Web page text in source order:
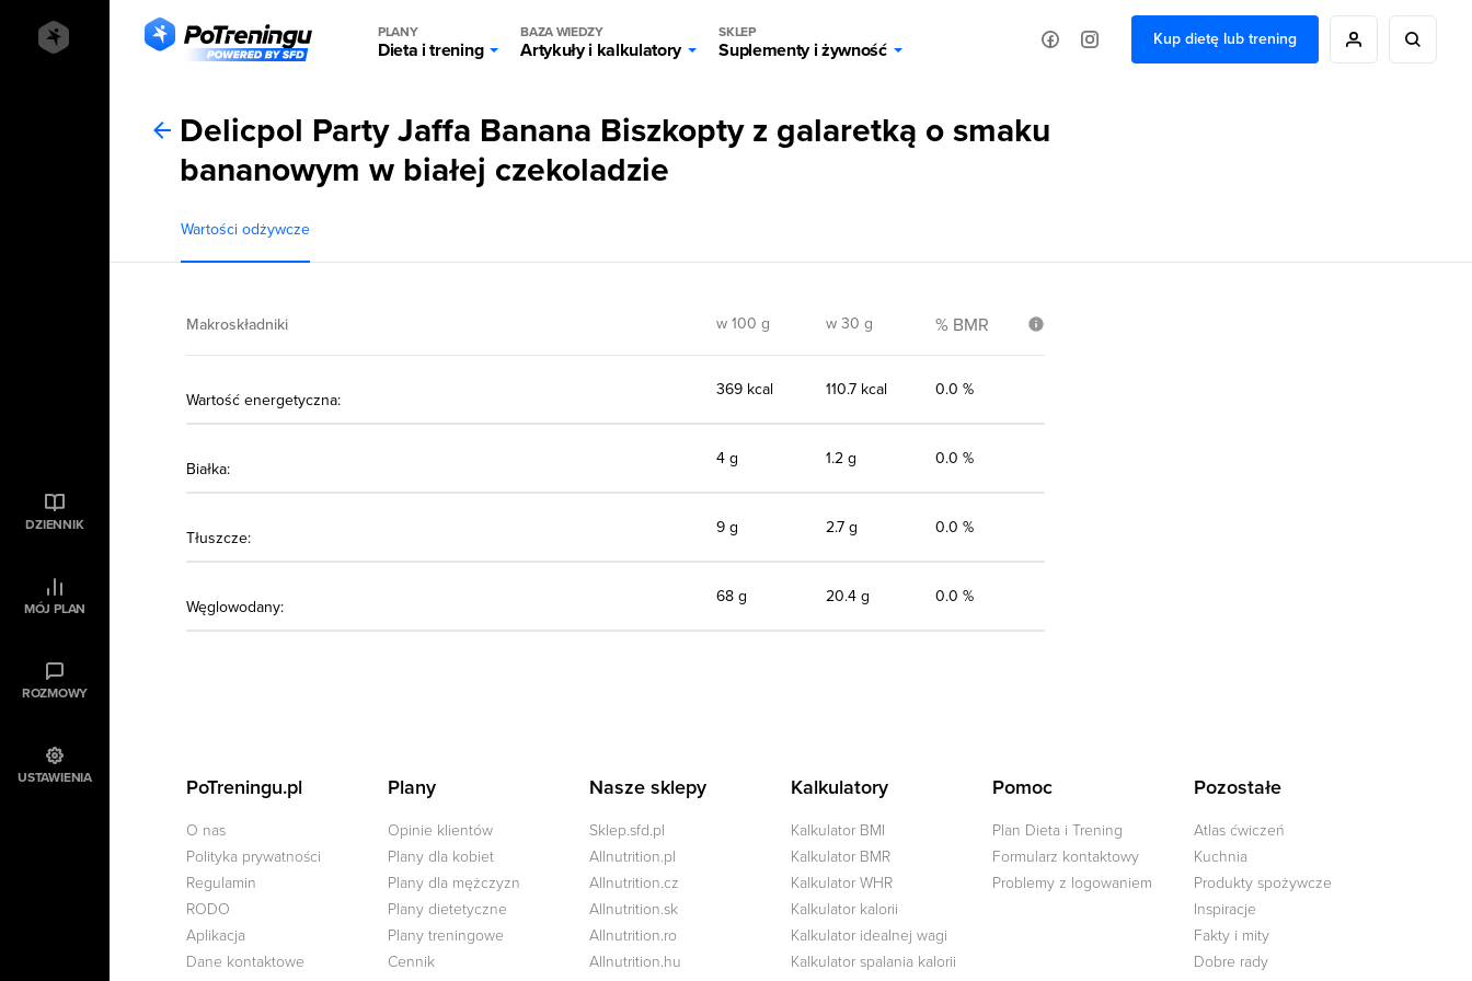
PLANY
Dieta i trening
BAZA WIEDZY
Artykuły i kalkulatory
SKLEP
Suplementy i żywność
Kup dietę lub trening
DZIENNIK
MÓJ PLAN
ROZMOWY
USTAWIENIA
Delicpol Party Jaffa Banana Biszkopty z galaretką o smaku
bananowym w białej czekoladzie
Wartości odżywcze
Makroskładniki w 100 g w 30 g % BMR
Wartość energetyczna:
369 kcal 110.7 kcal 0.0 %
Białka:
4 g 1.2 g 0.0 %
Tłuszcze:
9 g 2.7 g 0.0 %
Węglowodany:
68 g 20.4 g 0.0 %
PoTreningu.pl
O nas
Polityka prywatności
Regulamin
RODO
Aplikacja
Dane kontaktowe
Plany
Opinie klientów
Plany dla kobiet
Plany dla mężczyzn
Plany dietetyczne
Plany treningowe
Cennik
Nasze sklepy
Sklep.sfd.pl
Allnutrition.pl
Allnutrition.cz
Allnutrition.sk
Allnutrition.ro
Allnutrition.hu
Kalkulatory
Kalkulator BMI
Kalkulator BMR
Kalkulator WHR
Kalkulator kalorii
Kalkulator idealnej wagi
Kalkulator spalania kalorii
Pomoc
Plan Dieta i Trening
Formularz kontaktowy
Problemy z logowaniem
Pozostałe
Atlas ćwiczeń
Kuchnia
Produkty spożywcze
Inspiracje
Fakty i mity
Dobre rady